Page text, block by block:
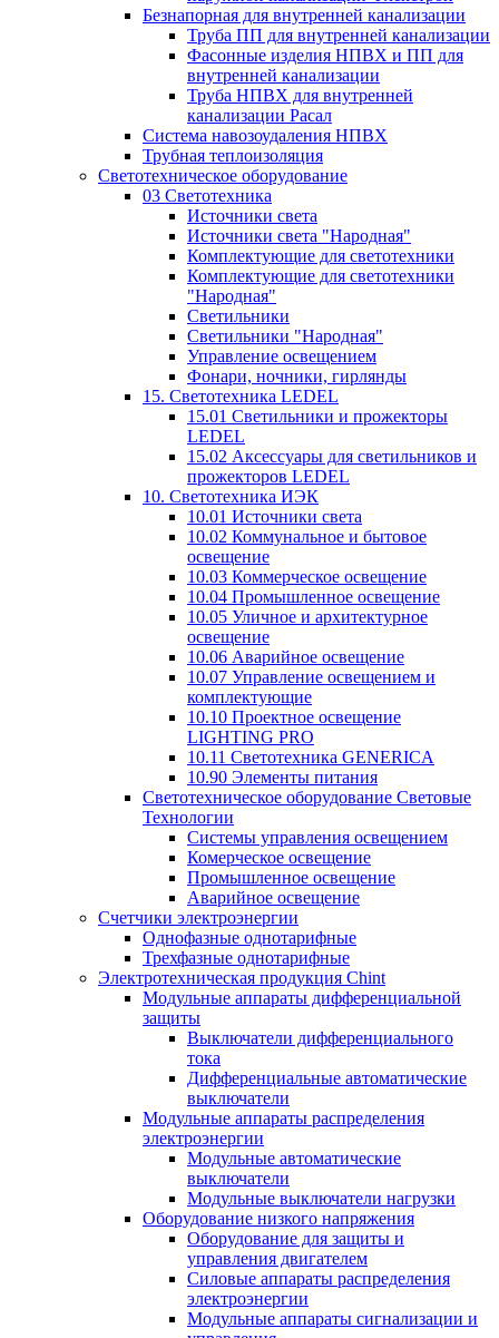
Безнапорная для внутренней канализации
Труба ПП для внутренней канализации
Фасонные изделия НПВХ и ПП для
внутренней канализации
Труба НПВХ для внутренней
канализации Расал
Система навозоудаления НПВХ
Трубная теплоизоляция
Светотехническое оборудование
03 Светотехника
Источники света
Источники света "Народная"
Комплектующие для светотехники
Комплектующие для светотехники
"Народная"
Светильники
Светильники "Народная"
Управление освещением
Фонари, ночники, гирлянды
15. Светотехника LEDEL
15.01 Светильники и прожекторы
LEDEL
15.02 Аксессуары для светильников и
прожекторов LEDEL
10. Светотехника ИЭК
10.01 Источники света
10.02 Коммунальное и бытовое
освещение
10.03 Коммерческое освещение
10.04 Промышленное освещение
10.05 Уличное и архитектурное
освещение
10.06 Аварийное освещение
10.07 Управление освещением и
комплектующие
10.10 Проектное освещение
LIGHTING PRO
10.11 Светотехника GENERICA
10.90 Элементы питания
Светотехническое оборудование Световые
Технологии
Системы управления освещением
Комерческое освещение
Промышленное освещение
Аварийное освещение
Счетчики электроэнергии
Однофазные однотарифные
Трехфазные однотарифные
Электротехническая продукция Chint
Модульные аппараты дифференциальной
защиты
Выключатели дифференциального
тока
Дифференциальные автоматические
выключатели
Модульные аппараты распределения
электроэнергии
Модульные автоматические
выключатели
Модульные выключатели нагрузки
Оборудование низкого напряжения
Оборудование для защиты и
управления двигателем
Силовые аппараты распределения
электроэнергии
Модульные аппараты сигнализации и